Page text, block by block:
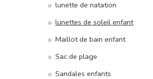
lunette de natation
lunettes de soleil enfant
Maillot de bain enfant
Sac de plage
Sandales enfants